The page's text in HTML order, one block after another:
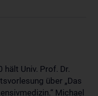
hält Univ. Prof. Dr.
über „Das
Michael